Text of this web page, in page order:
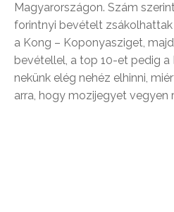
Magyarországon. Szám
forintnyi bevételt
a Kong – Koponyasziget,
bevétellel, a top 10-et pedig a
nekünk elég nehéz elhinni,
arra, hogy mozijegyet vegyen